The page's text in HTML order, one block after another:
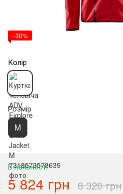
−30%
Колір
Розмір
M
В наявності
5 824 грн 8 320 грн